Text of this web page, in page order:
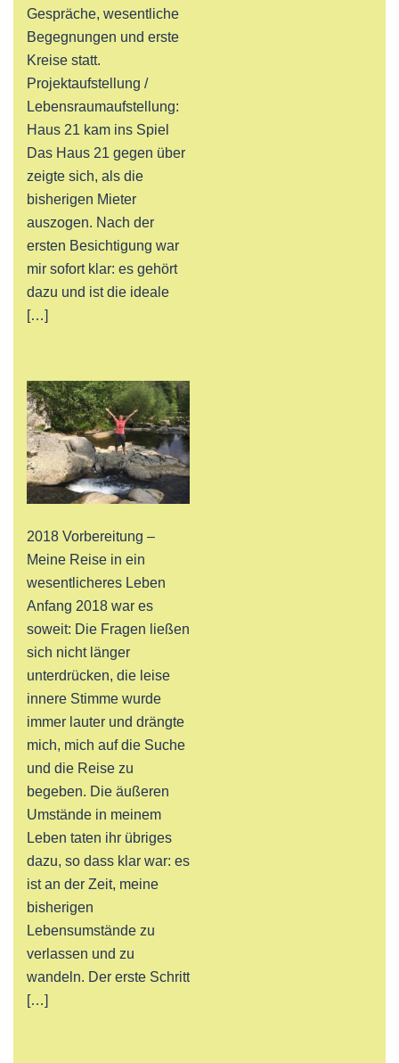
Gespräche, wesentliche
Begegnungen und erste
Kreise statt.
Projektaufstellung /
Lebensraumaufstellung:
Haus 21 kam ins Spiel
Das Haus 21 gegen über
zeigte sich, als die
bisherigen Mieter
auszogen. Nach der
ersten Besichtigung war
mir sofort klar: es gehört
dazu und ist die ideale
[…]
2018 Vorbereitung –
Meine Reise in ein
wesentlicheres Leben
Anfang 2018 war es
soweit: Die Fragen ließen
sich nicht länger
unterdrücken, die leise
innere Stimme wurde
immer lauter und drängte
mich, mich auf die Suche
und die Reise zu
begeben. Die äußeren
Umstände in meinem
Leben taten ihr übriges
dazu, so dass klar war: es
ist an der Zeit, meine
bisherigen
Lebensumstände zu
verlassen und zu
wandeln. Der erste Schritt
[…]